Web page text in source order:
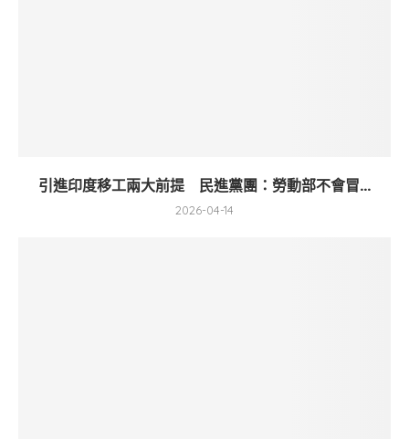
引進印度移工兩大前提 民進黨團：勞動部不會冒...
2026-04-14